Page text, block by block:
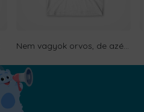
Nem vagyok orvos, de azért vetek rád egy pillantást